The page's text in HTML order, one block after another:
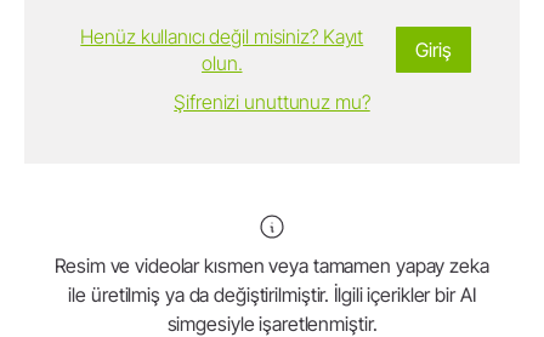
Giriş
Henüz kullanıcı değil misiniz? Kayıt
olun.
Şifrenizi unuttunuz mu?
Resim ve videolar kısmen veya tamamen yapay zeka
ile üretilmiş ya da değiştirilmiştir. İlgili içerikler bir AI
simgesiyle işaretlenmiştir.